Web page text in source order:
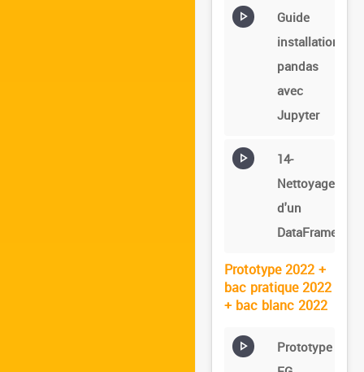
Guide
installation
pandas
avec
Jupyter
14-
Nettoyage
d'un
DataFrame
Prototype 2022 +
bac pratique 2022
+ bac blanc 2022
Prototype